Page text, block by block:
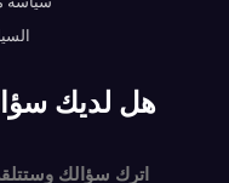
هل لديك
اترك سؤالك